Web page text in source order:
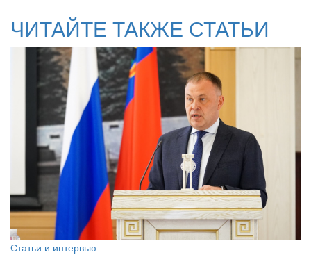
ЧИТАЙТЕ ТАКЖЕ СТАТЬИ
Статьи и интервью